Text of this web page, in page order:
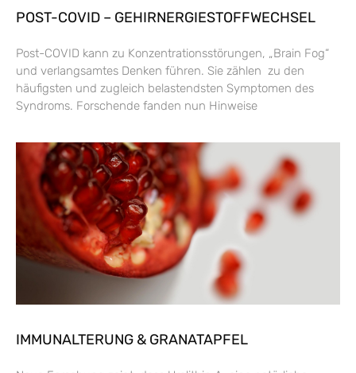
POST-COVID – GEHIRNERGIESTOFFWECHSEL
Post-COVID kann zu Konzentrationsstörungen, „Brain Fog“
und verlangsamtes Denken führen. Sie zählen zu den
häufigsten und zugleich belastendsten Symptomen des
Syndroms. Forschende fanden nun Hinweise
IMMUNALTERUNG & GRANATAPFEL